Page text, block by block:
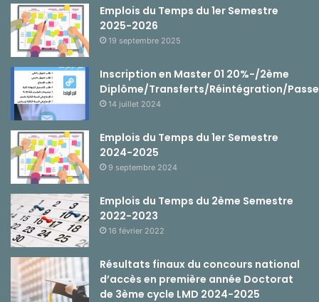
Emplois du Temps du 1er Semestre
2025-2026
19 septembre 2025
Inscription en Master 01 20%-/2ème
Diplôme/Transferts/Réintégration/
14 juillet 2024
Emplois du Temps du 1er Semestre
2024-2025
9 septembre 2024
Emplois du Temps du 2ème Semestre
2022-2023
16 février 2022
Résultats finaux du concours national
d’accès en première année Doctorat
de 3ème cycle LMD 2024-2025